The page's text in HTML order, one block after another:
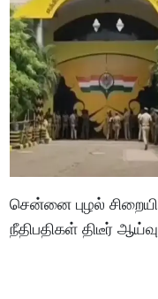
சென்னை புழல்
நீதிபதிகள் திடீர்